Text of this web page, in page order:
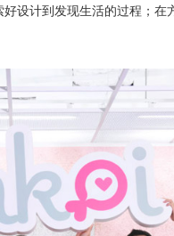
设计到发现生活的过程；